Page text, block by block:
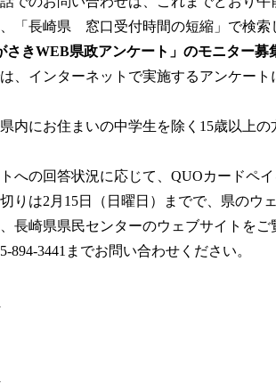
「長崎県 窓口受付時間の短縮」で検索
さきWEB県政アンケート」のモニター募
、インターネットで実施するアンケー
内にお住まいの中学生を除く15歳以上
への回答状況に応じて、QUOカードペイ
りは2月15日（日曜日）までで、県のウ
長崎県県民センターのウェブサイトをご
3441までお問い合わせください。